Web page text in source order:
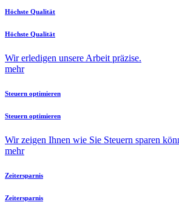
Höchste Qualität
Höchste Qualität
Wir erledigen unsere Arbeit präzise.
mehr
Steuern optimieren
Steuern optimieren
Wir zeigen Ihnen wie Sie Steuern sparen
mehr
Zeitersparnis
Zeitersparnis